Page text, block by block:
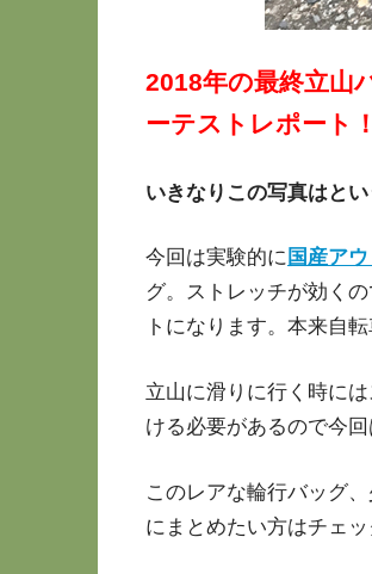
2018年の最終立
ーテストレポート！
いきなりこの写真はと
今回は実験的に 国産ア
グ。ストレッチが効く
トになります。本来自
立山に滑りに行く時に
ける必要があるので今
このレアな輪行バッグ
にまとめたい方はチェ